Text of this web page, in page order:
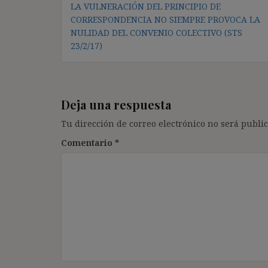
de
entradas
LA VULNERACIÓN DEL PRINCIPIO DE
CORRESPONDENCIA NO SIEMPRE PROVOCA LA
NULIDAD DEL CONVENIO COLECTIVO (STS
23/2/17)
Deja una respuesta
Tu dirección de correo electrónico no será
Comentario *